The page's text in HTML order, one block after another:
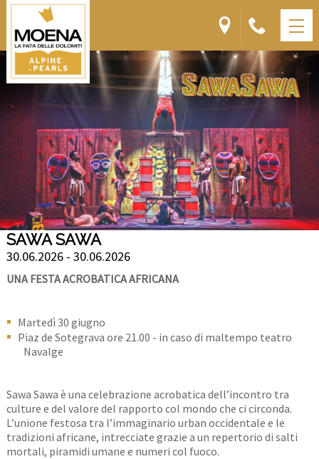
SAWA SAWA
30.06.2026 - 30.06.2026
UNA FESTA ACROBATICA AFRICANA
Martedì 30 giugno
Piaz de Sotegrava ore 21.00 - in caso di maltempo teatro
Navalge
Sawa Sawa è una celebrazione acrobatica dell’incontro tra
culture e del valore del rapporto col mondo che ci circonda.
L’unione festosa tra l’immaginario urban occidentale e le
tradizioni africane, intrecciate grazie a un repertorio di salti
mortali, piramidi umane e numeri col fuoco.